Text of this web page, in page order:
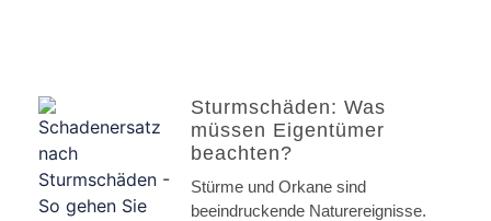
Sturmschäden: Was
müssen Eigentümer
beachten?
Stürme und Orkane sind
beeindruckende Naturereignisse.